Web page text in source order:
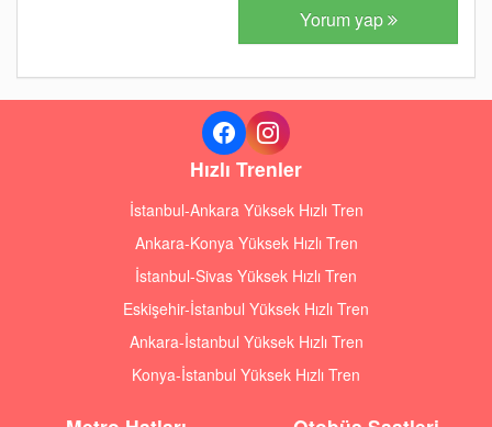
Yorum yap
Hızlı Trenler
İstanbul-Ankara Yüksek Hızlı Tren
Ankara-Konya Yüksek Hızlı Tren
İstanbul-Sivas Yüksek Hızlı Tren
Eskişehir-İstanbul Yüksek Hızlı Tren
Ankara-İstanbul Yüksek Hızlı Tren
Konya-İstanbul Yüksek Hızlı Tren